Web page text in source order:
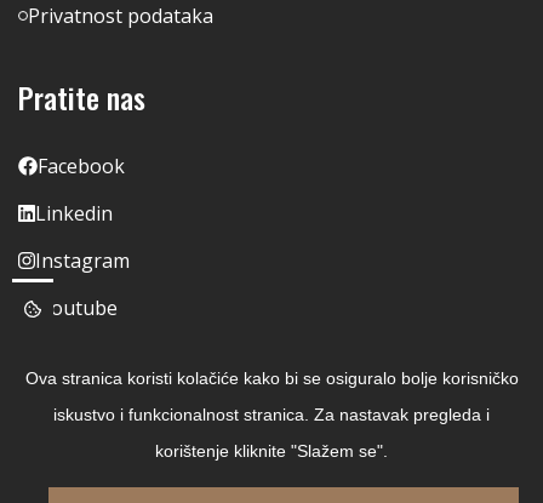
Privatnost podataka
Pratite nas
Facebook
Linkedin
Instagram
Youtube
Ova stranica koristi kolačiće kako bi se osiguralo bolje korisničko
iskustvo i funkcionalnost stranica. Za nastavak pregleda i
korištenje kliknite "Slažem se".